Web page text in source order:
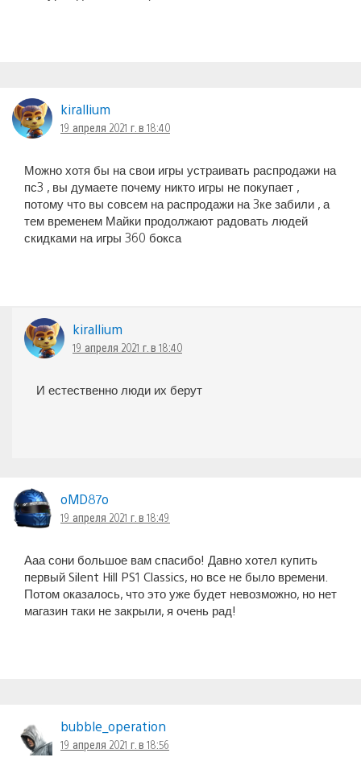
kirallium
19 апреля 2021 г. в 18:40
Можно хотя бы на свои игры устраивать распродажи на
пс3 , вы думаете почему никто игры не покупает ,
потому что вы совсем на распродажи на 3ке забили , а
тем временем Майки продолжают радовать людей
скидками на игры 360 бокса
kirallium
19 апреля 2021 г. в 18:40
И естественно люди их берут
oMD87o
19 апреля 2021 г. в 18:49
Ааа сони большое вам спасибо! Давно хотел купить
первый Silent Hill PS1 Classics, но все не было времени.
Потом оказалось, что это уже будет невозможно, но нет
магазин таки не закрыли, я очень рад!
bubble_operation
19 апреля 2021 г. в 18:56